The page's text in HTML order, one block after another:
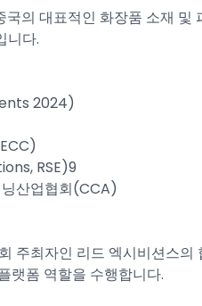
대표적인 화장품 소재 및
니다.
2024)
RSE)9
산업협회(CCA)
주최자인 리드 엑시비션스의
랫폼 역할을 수행합니다.